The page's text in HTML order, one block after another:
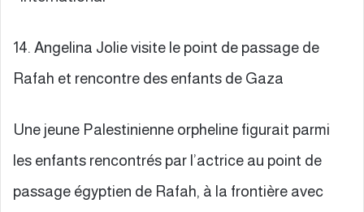
14. Angelina Jolie visite le point de passage de
Rafah et rencontre des enfants de Gaza
Une jeune Palestinienne orpheline figurait parmi
les enfants rencontrés par l’actrice au point de
passage égyptien de Rafah, à la frontière avec